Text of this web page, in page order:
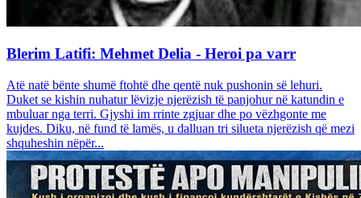
Blerim Latifi: Mehmet Delia - Heroi pa varr
Atë natë bënte shumë ftohtë dhe qentë nuk pushonin së lehuri.
Duket se kishin nuhatur lëvizje njerëzish të panjohur në katundin e
mbuluar nga terri. Gjyshi im rrinte zgjuar dhe po vëzhgonte me
kujdes. Diku, në fund të lamës, u dalluan tri silueta njerëzish që mezi
shquheshin nëpër...